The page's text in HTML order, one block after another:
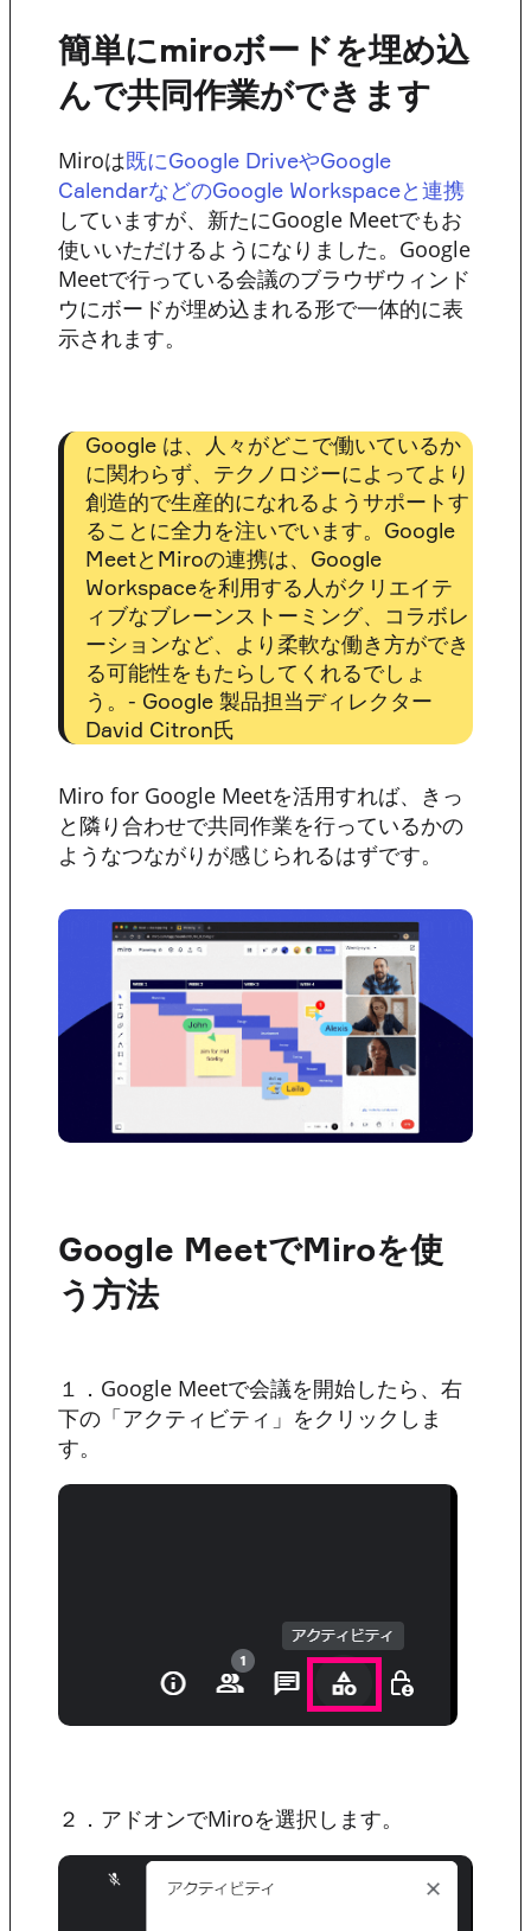
簡単にmiroボードを埋め込
んで共同作業ができます
Miroは既にGoogle DriveやGoogle
CalendarなどのGoogle Workspaceと連携
していますが、新たにGoogle Meetでもお
使いいただけるようになりました。Google
Meetで行っている会議のブラウザウィンド
ウにボードが埋め込まれる形で一体的に表
示されます。
Google は、人々がどこで働いているか
に関わらず、テクノロジーによってより
創造的で生産的になれるようサポートす
ることに全力を注いでいます。Google
MeetとMiroの連携は、Google
Workspaceを利用する人がクリエイテ
ィブなブレーンストーミング、コラボレ
ーションなど、より柔軟な働き方ができ
る可能性をもたらしてくれるでしょ
う。- Google 製品担当ディレクター
David Citron氏
Miro for Google Meetを活用すれば、きっ
と隣り合わせで共同作業を行っているかの
ようなつながりが感じられるはずです。
Google MeetでMiroを使
う方法
１．Google Meetで会議を開始したら、右
下の「アクティビティ」をクリックしま
す。
２．アドオンでMiroを選択します。